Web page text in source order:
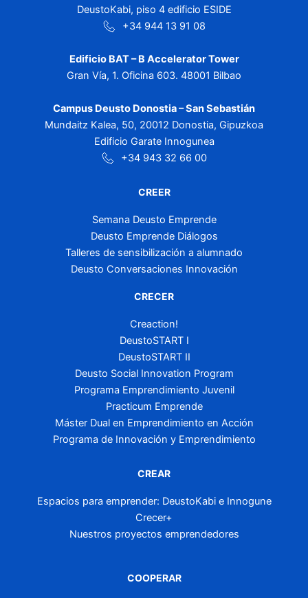
DeustoKabi, piso 4 edificio ESIDE
+34 944 13 91 08
Edificio BAT – B Accelerator Tower
Gran Vía, 1. Oficina 603. 48001 Bilbao
Campus Deusto Donostia – San Sebastián
Mundaitz Kalea, 50, 20012 Donostia, Gipuzkoa
Edificio Garate Innogunea
+34 943 32 66 00
CREER
Semana Deusto Emprende
Deusto Emprende Diálogos
Talleres de sensibilización a alumnado
Deusto Conversaciones Innovación
CRECER
Creaction!
DeustoSTART I
DeustoSTART II
Deusto Social Innovation Program
Programa Emprendimiento Juvenil
Practicum Emprende
Máster Dual en Emprendimiento en Acción
Programa de Innovación y Emprendimiento
CREAR
Espacios para emprender: DeustoKabi e Innogune
Crecer+
Nuestros proyectos emprendedores
COOPERAR